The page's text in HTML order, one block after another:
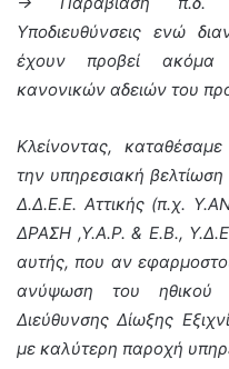
Υποδιευθύνσεις ενώ
έχουν προβεί ακόμα
κανονικών αδειών του
Κλείνοντας,
την υπηρεσιακή
Δ.Δ.Ε.Ε. Αττικής (π.χ.
ΔΡΑΣΗ ,Υ.Α.Ρ. & Ε.Β.,
αυτής, που αν
ανύψωση του ηθικού
Διεύθυνσης Δίωξης
με καλύτερη παροχή